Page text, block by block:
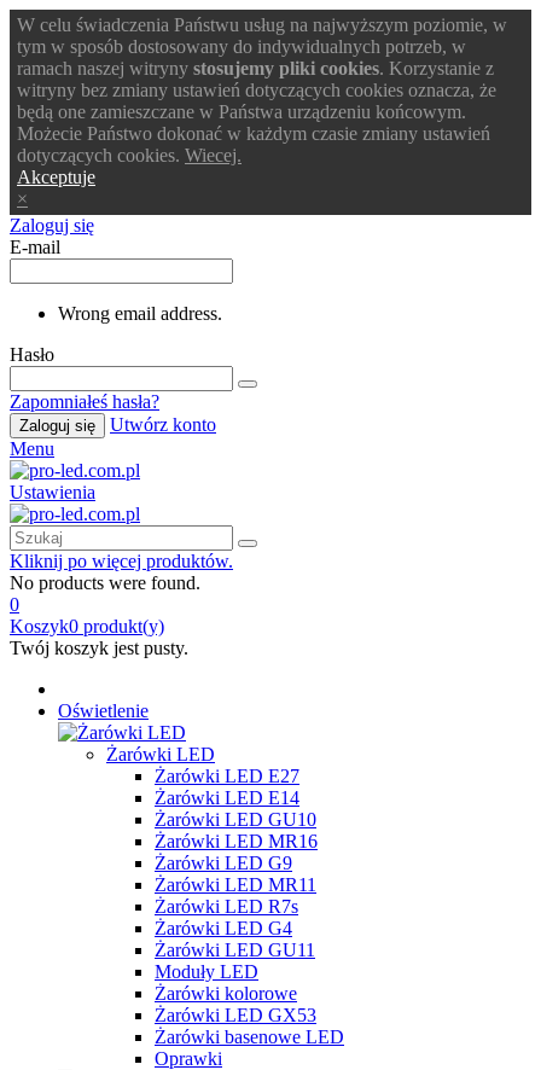
W celu świadczenia Państwu usług na najwyższym poziomie, w
tym w sposób dostosowany do indywidualnych potrzeb, w
ramach naszej witryny stosujemy pliki cookies. Korzystanie z
witryny bez zmiany ustawień dotyczących cookies oznacza, że
będą one zamieszczane w Państwa urządzeniu końcowym.
Możecie Państwo dokonać w każdym czasie zmiany ustawień
dotyczących cookies. Wiecej.
Akceptuje
×
Zaloguj się
E-mail
Wrong email address.
Hasło
Zapomniałeś hasła?
Zaloguj się
Utwórz konto
Menu
Ustawienia
Kliknij po więcej produktów.
No products were found.
0
Koszyk0 produkt(y)
Twój koszyk jest pusty.
Oświetlenie
Żarówki LED
Żarówki LED E27
Żarówki LED E14
Żarówki LED GU10
Żarówki LED MR16
Żarówki LED G9
Żarówki LED MR11
Żarówki LED R7s
Żarówki LED G4
Żarówki LED GU11
Moduły LED
Żarówki kolorowe
Żarówki LED GX53
Żarówki basenowe LED
Oprawki